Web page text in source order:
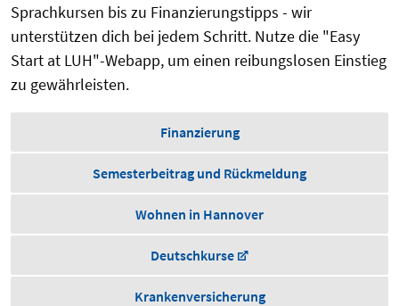
Sprachkursen bis zu Finanzierungstipps - wir
unterstützen dich bei jedem Schritt. Nutze die "Easy
Start at LUH"-Webapp, um einen reibungslosen Einstieg
zu gewährleisten.
Finanzierung
Semesterbeitrag und Rückmeldung
Wohnen in Hannover
Deutschkurse
Krankenversicherung